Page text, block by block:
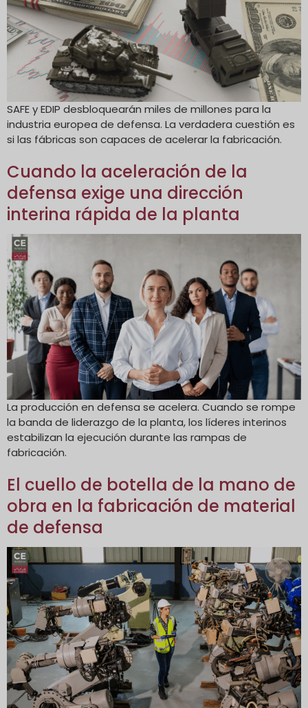
SAFE y EDIP desbloquearán miles de millones para la
industria europea de defensa. La verdadera cuestión es
si las fábricas son capaces de acelerar la fabricación.
Cuando la aceleración de la
defensa exige una dirección
interina rápida de la planta
La producción en defensa se acelera. Cuando se rompe
la banda de liderazgo de la planta, los líderes interinos
estabilizan la ejecución durante las rampas de
fabricación.
El cuello de botella de la mano de
obra en la fabricación de material
de defensa